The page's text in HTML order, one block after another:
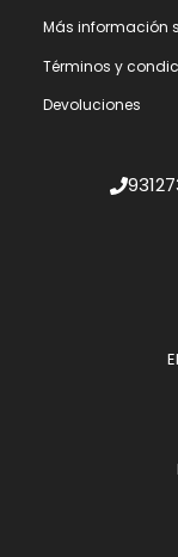
Más información
Términos y
Devoluciones